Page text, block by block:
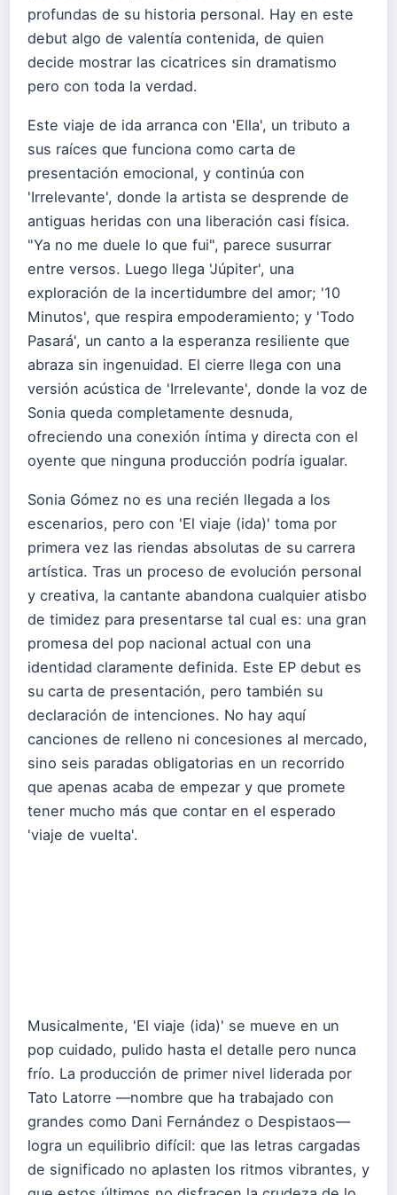
profundas de su historia personal. Hay en este
debut algo de valentía contenida, de quien
decide mostrar las cicatrices sin dramatismo
pero con toda la verdad.
Este viaje de ida arranca con 'Ella', un tributo a
sus raíces que funciona como carta de
presentación emocional, y continúa con
'Irrelevante', donde la artista se desprende de
antiguas heridas con una liberación casi física.
"Ya no me duele lo que fui", parece susurrar
entre versos. Luego llega 'Júpiter', una
exploración de la incertidumbre del amor; '10
Minutos', que respira empoderamiento; y 'Todo
Pasará', un canto a la esperanza resiliente que
abraza sin ingenuidad. El cierre llega con una
versión acústica de 'Irrelevante', donde la voz de
Sonia queda completamente desnuda,
ofreciendo una conexión íntima y directa con el
oyente que ninguna producción podría igualar.
Sonia Gómez no es una recién llegada a los
escenarios, pero con 'El viaje (ida)' toma por
primera vez las riendas absolutas de su carrera
artística. Tras un proceso de evolución personal
y creativa, la cantante abandona cualquier atisbo
de timidez para presentarse tal cual es: una gran
promesa del pop nacional actual con una
identidad claramente definida. Este EP debut es
su carta de presentación, pero también su
declaración de intenciones. No hay aquí
canciones de relleno ni concesiones al mercado,
sino seis paradas obligatorias en un recorrido
que apenas acaba de empezar y que promete
tener mucho más que contar en el esperado
'viaje de vuelta'.
Musicalmente, 'El viaje (ida)' se mueve en un
pop cuidado, pulido hasta el detalle pero nunca
frío. La producción de primer nivel liderada por
Tato Latorre —nombre que ha trabajado con
grandes como Dani Fernández o Despistaos—
logra un equilibrio difícil: que las letras cargadas
de significado no aplasten los ritmos vibrantes, y